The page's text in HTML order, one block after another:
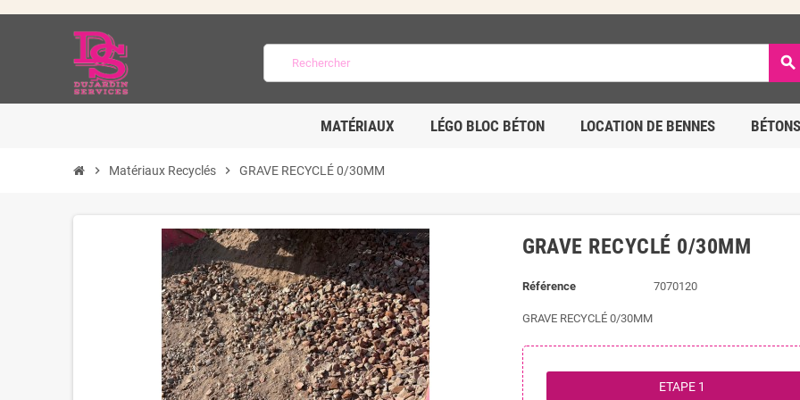
search
MATÉRIAUX LÉGO BLOC BÉTON LOCATION DE BENNES
chevron_right Matériaux Recyclés chevron_right GRAVE RECYCLÉ 0/30MM
GRAVE RECYCLÉ 0/30MM
Référence 7070120
GRAVE RECYCLÉ 0/30MM
ETAPE 1